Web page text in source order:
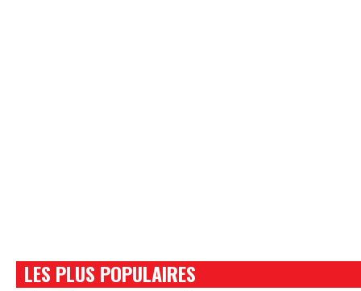
LES PLUS POPULAIRES